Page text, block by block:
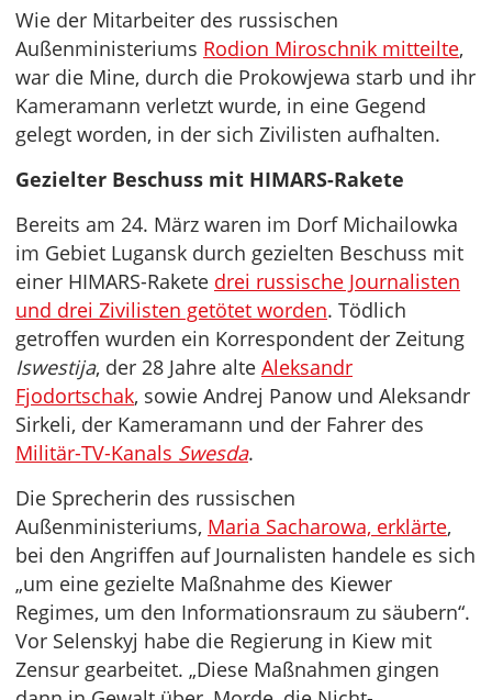
Wie der Mitarbeiter des russischen
Außenministeriums Rodion Miroschnik mitteilte,
war die Mine, durch die Prokowjewa starb und ihr
Kameramann verletzt wurde, in eine Gegend
gelegt worden, in der sich Zivilisten aufhalten.
Gezielter Beschuss mit HIMARS-Rakete
Bereits am 24. März waren im Dorf Michailowka
im Gebiet Lugansk durch gezielten Beschuss mit
einer HIMARS-Rakete drei russische Journalisten
und drei Zivilisten getötet worden. Tödlich
getroffen wurden ein Korrespondent der Zeitung
Iswestija, der 28 Jahre alte Aleksandr
Fjodortschak, sowie Andrej Panow und Aleksandr
Sirkeli, der Kameramann und der Fahrer des
Militär-TV-Kanals Swesda.
Die Sprecherin des russischen
Außenministeriums, Maria Sacharowa, erklärte,
bei den Angriffen auf Journalisten handele es sich
„um eine gezielte Maßnahme des Kiewer
Regimes, um den Informationsraum zu säubern“.
Vor Selenskyj habe die Regierung in Kiew mit
Zensur gearbeitet. „Diese Maßnahmen gingen